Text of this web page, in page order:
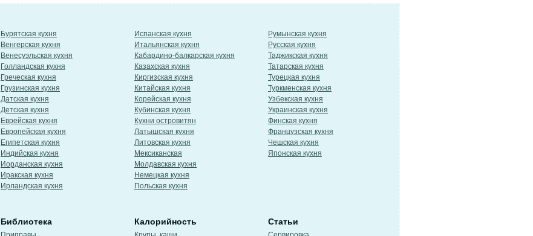
Бурятская кухня
Венгерская кухня
Венесуэльская кухня
Голландская кухня
Греческая кухня
Грузинская кухня
Датская кухня
Детская кухня
Еврейская кухня
Европейская кухня
Египетская кухня
Индийская кухня
Иорданская кухня
Иракская кухня
Ирландская кухня
Испанская кухня
Итальянская кухня
Кабардино-балкарская кухня
Казахская кухня
Киргизская кухня
Китайская кухня
Корейская кухня
Кубинская кухня
Кухни островитян
Латышская кухня
Литовская кухня
Мексиканская
Молдавская кухня
Немецкая кухня
Польская кухня
Румынская кухня
Русская кухня
Таджикская кухня
Татарская кухня
Турецкая кухня
Туркменская кухня
Узбекская кухня
Украинская кухня
Финская кухня
Французская кухня
Чешская кухня
Японская кухня
Библиотека Калорийность Статьи